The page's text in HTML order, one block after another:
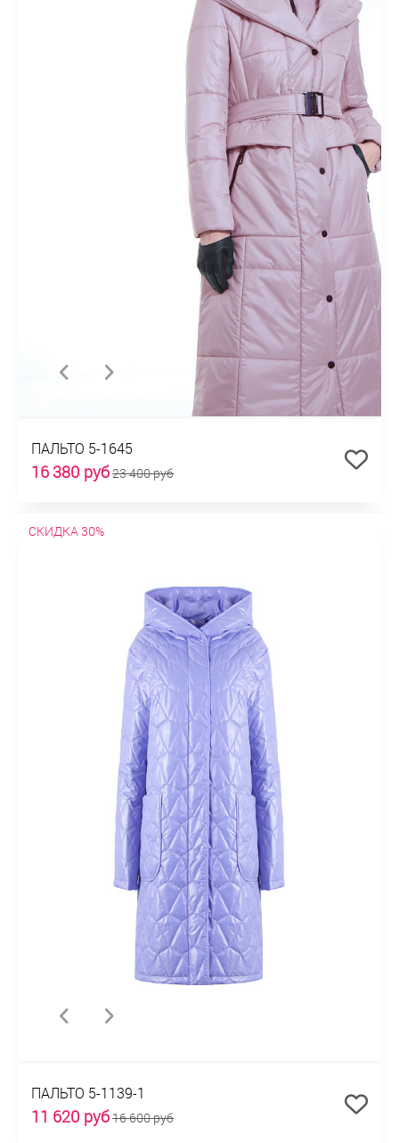
ПАЛЬТО 5-1645
16 380 руб23 400 руб
СКИДКА 30%
ПАЛЬТО 5-1139-1
11 620 руб16 600 руб